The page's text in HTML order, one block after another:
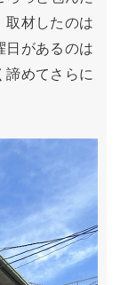
取材したのは
日があるのは
諦めてさらに